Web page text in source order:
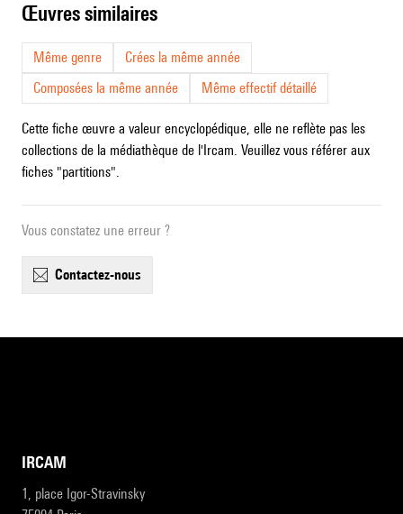
œuvres similaires
Même genre
Crées la même année
Composées la même année
Même effectif détaillé
Cette fiche œuvre a valeur encyclopédique, elle ne reflète pas les
collections de la médiathèque de l'Ircam. Veuillez vous référer aux
fiches "partitions".
Vous constatez une erreur ?
contactez-nous
IRCAM
1, place Igor-Stravinsky